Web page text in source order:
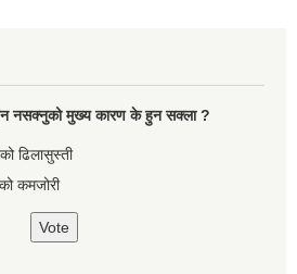
नसक्नुको मुख्य कारण के हुन सक्ला ?
ढिलासुस्ती
कमजोरी